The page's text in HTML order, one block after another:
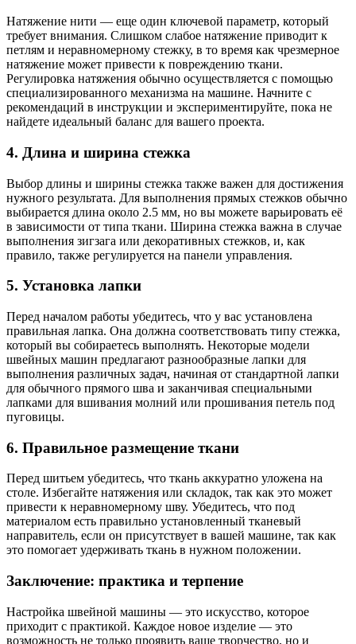
Натяжение нити — еще один ключевой параметр, который
требует внимания. Слишком слабое натяжение приводит к
петлям и неравномерному стежку, в то время как чрезмерное
натяжение может привести к повреждению ткани.
Регулировка натяжения обычно осуществляется с помощью
специализированного механизма на машине. Начните с
рекомендаций в инструкции и экспериментируйте, пока не
найдете идеальный баланс для вашего проекта.
4. Длина и ширина стежка
Выбор длины и ширины стежка также важен для достижения
нужного результата. Для выполнения прямых стежков обычно
выбирается длина около 2.5 мм, но вы можете варьировать её
в зависимости от типа ткани. Ширина стежка важна в случае
выполнения зигзага или декоративных стежков, и, как
правило, также регулируется на панели управления.
5. Установка лапки
Перед началом работы убедитесь, что у вас установлена
правильная лапка. Она должна соответствовать типу стежка,
который вы собираетесь выполнять. Некоторые модели
швейных машин предлагают разнообразные лапки для
выполнения различных задач, начиная от стандартной лапки
для обычного прямого шва и заканчивая специальными
лапками для вшивания молний или прошивания петель под
пуговицы.
6. Правильное размещение ткани
Перед шитьем убедитесь, что ткань аккуратно уложена на
столе. Избегайте натяжения или складок, так как это может
привести к неравномерному шву. Убедитесь, что под
материалом есть правильно установленный тканевый
направитель, если он присутствует в вашей машине, так как
это помогает удерживать ткань в нужном положении.
Заключение: практика и терпение
Настройка швейной машины — это искусство, которое
приходит с практикой. Каждое новое изделие — это
возможность не только проявить ваше творчество, но и